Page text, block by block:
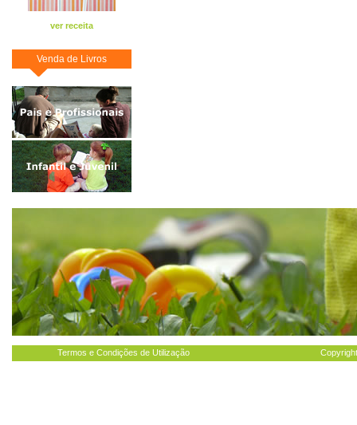
ver receita
Venda de Livros
Termos e Condições de Utilização